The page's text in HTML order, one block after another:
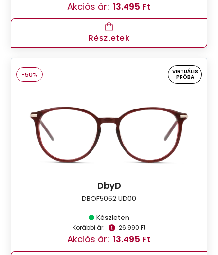
Akciós ár: 13.495 Ft
Részletek
-50%
VIRTUÁLIS
PRÓBA
DbyD
DBOF5062 UD00
Készleten
Korábbi ár: 26.990 Ft
Akciós ár: 13.495 Ft